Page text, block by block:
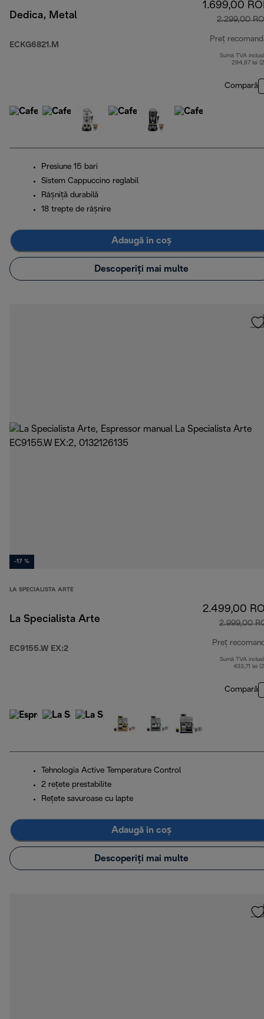
Dedica, Metal
ECKG6821.M
1.699,00
2.299,00
Preț
Sumă TVA
294,87 lei
Compară
Presiune 15 bari
Sistem Cappuccino reglabil
Râșniță durabilă
18 trepte de râșnire
Adaugă în coș
Descoperiți mai multe
-17 %
LA SPECIALISTA ARTE
La Specialista Arte
EC9155.W EX:2
2.499,00
2.999,00
Preț
Sumă TVA
433,71 lei
Compară
Tehnologia Active Temperature Control
2 rețete prestabilite
Rețete savuroase cu lapte
Adaugă în coș
Descoperiți mai multe